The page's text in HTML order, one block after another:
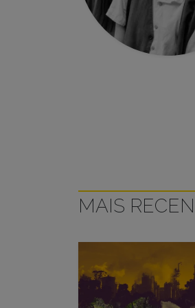
MAIS